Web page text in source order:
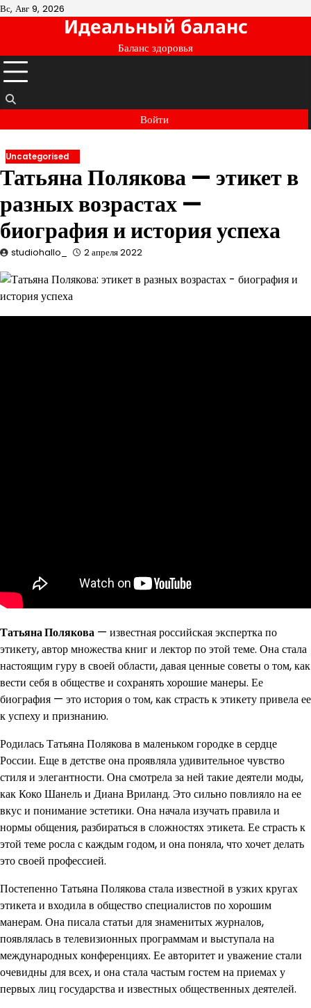
Перейти
Вс, Авг 9, 2026
Идеальный баланс
Баланс здоровья
Войти
Uncategorised
Татьяна Полякова — этикет в
разных возрастах —
биография и история успеха
studiohallo_ 2 апреля 2022
Татьяна Полякова — известная российская экспертка по
этикету, автор множества книг и лектор по этой теме. Она стала
настоящим гуру в своей области, давая ценные советы о том, как
вести себя в обществе и сохранять хорошие манеры. Ее
биография — это история о том, как страсть к этикету привела ее
к успеху и признанию.
Родилась Татьяна Полякова в маленьком городке в сердце
России. Еще в детстве она проявляла удивительное чувство
стиля и элегантности. Она смотрела за ней такие деятели моды,
как Коко Шанель и Диана Вриланд. Это сильно повлияло на ее
вкус и понимание эстетики. Она начала изучать правила и
нормы общения, разбираться в сложностях этикета. Ее страсть к
этой теме росла с каждым годом, и она поняла, что хочет делать
это своей профессией.
Постепенно Татьяна Полякова стала известной в узких кругах
этикета и входила в общество специалистов по хорошим
манерам. Она писала статьи для знаменитых журналов,
появлялась в телевизионных программам и выступала на
международных конференциях. Ее авторитет и уважение стали
очевидны для всех, и она стала частым гостем на приемах у
первых лиц государства и известных общественных деятелей.